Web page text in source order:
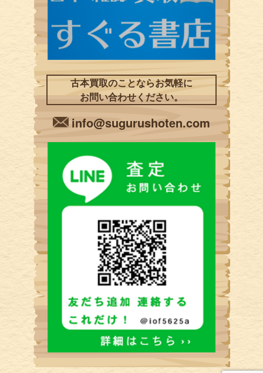
古本買取のことならお気軽に
お問い合わせください。
info@sugurushoten.com